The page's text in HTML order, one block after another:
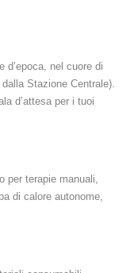
d’epoca, nel cuore di
Stazione Centrale).
d’attesa per i tuoi
per terapie manuali,
di calore autonome,